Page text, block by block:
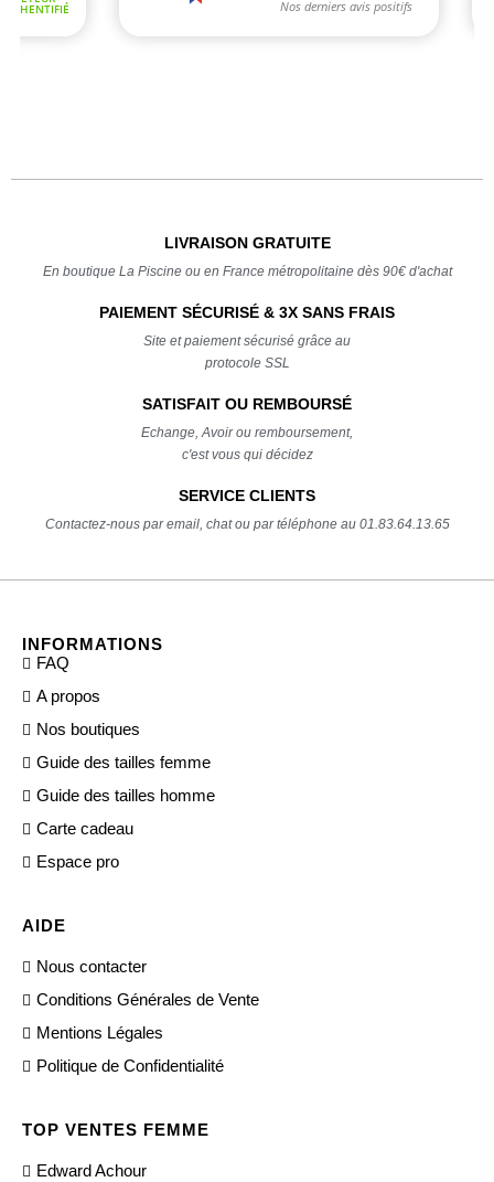
LIVRAISON GRATUITE
En boutique La Piscine ou en France métropolitaine dès 90€ d'achat
PAIEMENT SÉCURISÉ & 3X SANS FRAIS
Site et paiement sécurisé grâce au
protocole SSL
SATISFAIT OU REMBOURSÉ
Echange, Avoir ou remboursement,
c'est vous qui décidez
SERVICE CLIENTS
Contactez-nous par email, chat ou par téléphone au 01.83.64.13.65
INFORMATIONS
FAQ
A propos
Nos boutiques
Guide des tailles femme
Guide des tailles homme
Carte cadeau
Espace pro
AIDE
Nous contacter
Conditions Générales de Vente
Mentions Légales
Politique de Confidentialité
TOP VENTES FEMME
Edward Achour